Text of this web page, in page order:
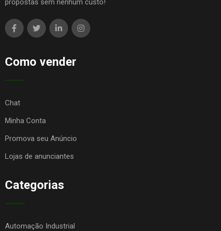
Como vender
Chat
Minha Conta
Promova seu Anúncio
Lojas de anunciantes
Categorias
Automação Industrial